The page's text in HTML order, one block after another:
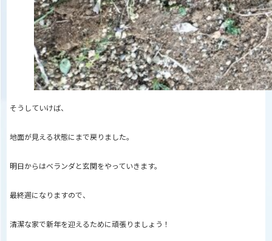
そうしていけば、
地面が見える状態にまで戻りました。
明日からはベランダと玄関をやっていきます。
最終週になりますので、
清潔な家で新年を迎えるために頑張りましょう！